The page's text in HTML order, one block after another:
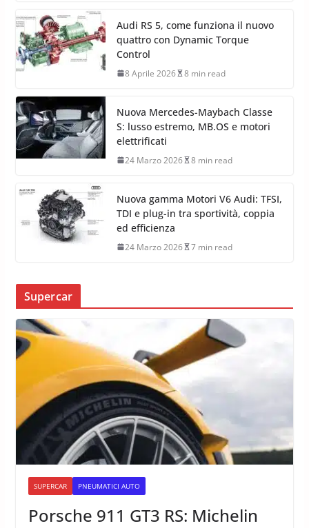
Audi RS 5, come funziona il nuovo
quattro con Dynamic Torque
Control
8 Aprile 2026 8 min read
Nuova Mercedes-Maybach Classe
S: lusso estremo, MB.OS e motori
elettrificati
24 Marzo 2026 8 min read
Nuova gamma Motori V6 Audi: TFSI,
TDI e plug-in tra sportività, coppia
ed efficienza
24 Marzo 2026 7 min read
Supercar
SUPERCAR PNEUMATICI AUTO
Porsche 911 GT3 RS: Michelin